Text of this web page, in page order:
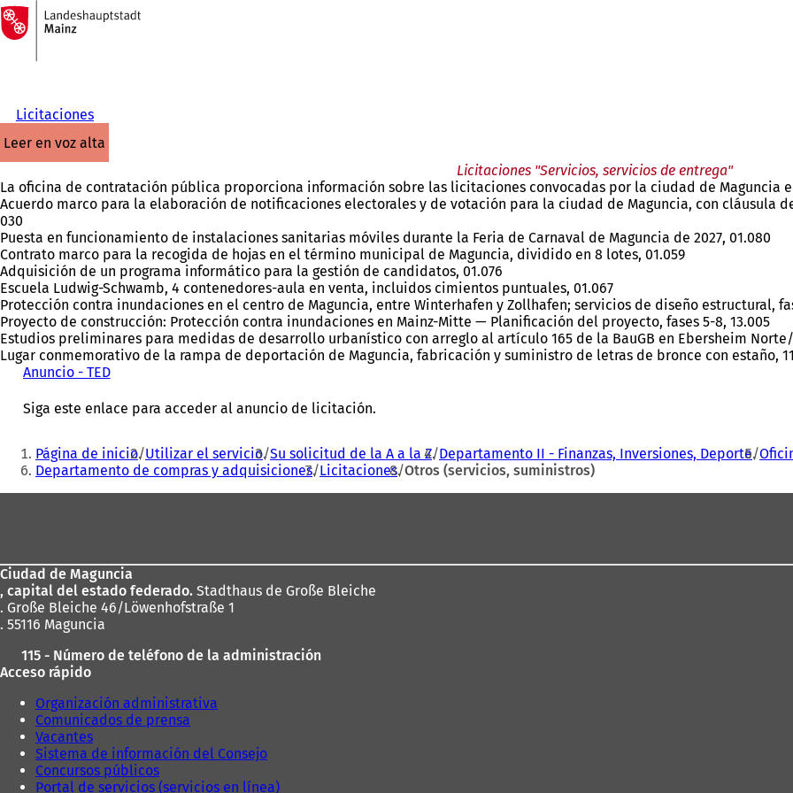
Saltar al contenido
A
la
página
Licitaciones
leer en voz alta
Licitaciones "Servicios, servicios de entrega"
La oficina de contratación pública proporciona información sobre las licitaciones convocadas por la ciudad de Maguncia
Acuerdo marco para la elaboración de notificaciones electorales y de votación para la ciudad de Maguncia, con cláusula
030
Puesta en funcionamiento de instalaciones sanitarias móviles durante la Feria de Carnaval de Maguncia de 2027, 01.080
Contrato marco para la recogida de hojas en el término municipal de Maguncia, dividido en 8 lotes, 01.059
Adquisición de un programa informático para la gestión de candidatos, 01.076
Escuela Ludwig-Schwamb, 4 contenedores-aula en venta, incluidos cimientos puntuales, 01.067
Protección contra inundaciones en el centro de Maguncia, entre Winterhafen y Zollhafen; servicios de diseño estructural,
Proyecto de construcción: Protección contra inundaciones en Mainz-Mitte — Planificación del proyecto, fases 5-8, 13.005
Estudios preliminares para medidas de desarrollo urbanístico con arreglo al artículo 165 de la BauGB en Ebersheim Norte/
Lugar conmemorativo de la rampa de deportación de Maguncia, fabricación y suministro de letras de bronce con estaño,
Anuncio - TED(
e
r
e
e
n
u
e
p
t
a
a
)
Siga este enlace para acceder al anuncio de licitación.
Estás
aquí:
Página de inicio Utilizar el servicio Su solicitud de la A a la Z Departamento II - Finanzas, Inversiones, Deporte
Departamento de compras y adquisiciones Licitaciones Otros (servicios, suministros)
pies
Ciudad de Maguncia
, capital del estado federado. Stadthaus de Große Bleiche
. Große Bleiche 46/Löwenhofstraße 1
. 55116 Maguncia
115 - Número de teléfono de la administración
Acceso rápido
Organización administrativa
Comunicados de prensa
Vacantes
Sistema de información del Consejo
Concursos públicos
Portal de servicios (servicios en línea)